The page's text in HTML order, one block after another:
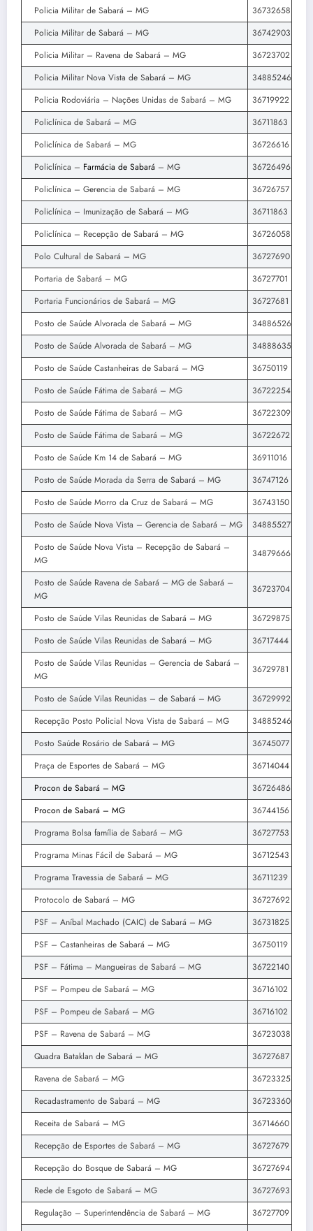
Policia Militar de Sabará – MG
36732658
Policia Militar de Sabará – MG
36742903
Policia Militar – Ravena de Sabará – MG
36723702
Policia Militar Nova Vista de Sabará – MG
34885246
Policia Rodoviária – Nações Unidas de Sabará – MG
36719922
Policlínica de Sabará – MG
36711863
Policlínica de Sabará – MG
36726616
Policlínica – Farmácia de Sabará – MG
36726496
Policlínica – Gerencia de Sabará – MG
36726757
Policlínica – Imunização de Sabará – MG
36711863
Policlínica – Recepção de Sabará – MG
36726058
Polo Cultural de Sabará – MG
36727690
Portaria de Sabará – MG
36727701
Portaria Funcionários de Sabará – MG
36727681
Posto de Saúde Alvorada de Sabará – MG
34886526
Posto de Saúde Alvorada de Sabará – MG
34888635
Posto de Saúde Castanheiras de Sabará – MG
36750119
Posto de Saúde Fátima de Sabará – MG
36722254
Posto de Saúde Fátima de Sabará – MG
36722309
Posto de Saúde Fátima de Sabará – MG
36722672
Posto de Saúde Km 14 de Sabará – MG
36911016
Posto de Saúde Morada da Serra de Sabará – MG
36747126
Posto de Saúde Morro da Cruz de Sabará – MG
36743150
Posto de Saúde Nova Vista – Gerencia de Sabará – MG
34885527
Posto de Saúde Nova Vista – Recepção de Sabará –
MG
34879666
Posto de Saúde Ravena de Sabará – MG de Sabará –
MG
36723704
Posto de Saúde Vilas Reunidas de Sabará – MG
36729875
Posto de Saúde Vilas Reunidas de Sabará – MG
36717444
Posto de Saúde Vilas Reunidas – Gerencia de Sabará –
MG
36729781
Posto de Saúde Vilas Reunidas – de Sabará – MG
36729992
Recepção Posto Policial Nova Vista de Sabará – MG
34885246
Posto Saúde Rosário de Sabará – MG
36745077
Praça de Esportes de Sabará – MG
36714044
Procon de Sabará – MG
36726486
Procon de Sabará – MG
36744156
Programa Bolsa família de Sabará – MG
36727753
Programa Minas Fácil de Sabará – MG
36712543
Programa Travessia de Sabará – MG
36711239
Protocolo de Sabará – MG
36727692
PSF – Aníbal Machado (CAIC) de Sabará – MG
36731825
PSF – Castanheiras de Sabará – MG
36750119
PSF – Fátima – Mangueiras de Sabará – MG
36722140
PSF – Pompeu de Sabará – MG
36716102
PSF – Pompeu de Sabará – MG
36716102
PSF – Ravena de Sabará – MG
36723038
Quadra Bataklan de Sabará – MG
36727687
Ravena de Sabará – MG
36723325
Recadastramento de Sabará – MG
36723360
Receita de Sabará – MG
36714660
Recepção de Esportes de Sabará – MG
36727679
Recepção do Bosque de Sabará – MG
36727694
Rede de Esgoto de Sabará – MG
36727693
Regulação – Superintendência de Sabará – MG
36727709